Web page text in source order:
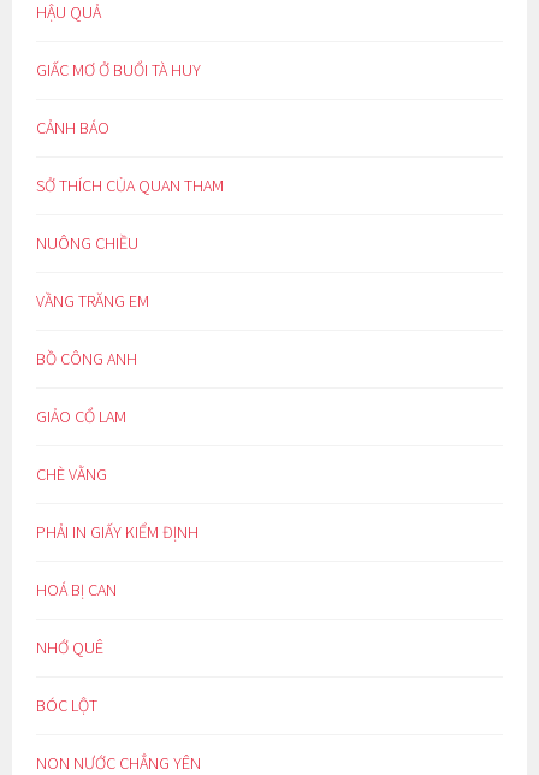
HẬU QUẢ
GIẤC MƠ Ở BUỔI TÀ HUY
CẢNH BÁO
SỞ THÍCH CỦA QUAN THAM
NUÔNG CHIỀU
VẦNG TRĂNG EM
BỒ CÔNG ANH
GIẢO CỔ LAM
CHÈ VẰNG
PHẢI IN GIẤY KIỂM ĐỊNH
HOÁ BỊ CAN
NHỚ QUÊ
BÓC LỘT
NON NƯỚC CHẲNG YÊN